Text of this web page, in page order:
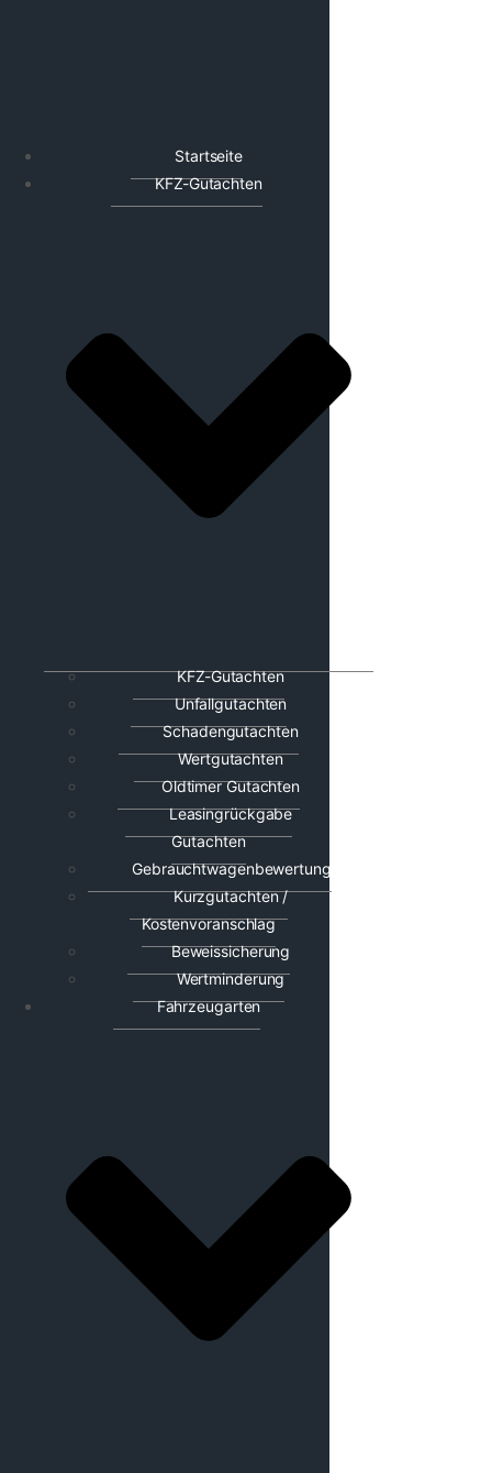
Startseite
KFZ-Gutachten
KFZ-Gutachten
Unfallgutachten
Schadengutachten
Wertgutachten
Oldtimer Gutachten
Leasingrückgabe
Gutachten
Gebrauchtwagenbewertung
Kurzgutachten /
Kostenvoranschlag
Beweissicherung
Wertminderung
Fahrzeugarten